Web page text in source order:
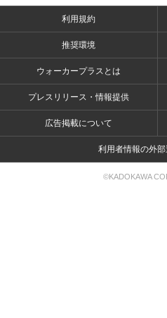
利用規約
推奨環境
ウォーカープラスとは
プレスリリース・情報提供
広告掲載について
利用者情報の外
©KADOKAWA